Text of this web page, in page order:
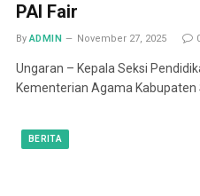
PAI Fair
By ADMIN November 27, 2025
Ungaran – Kepala Seksi
Kementerian Agama Kabupaten
BERITA